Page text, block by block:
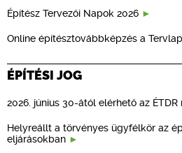
Építész Tervezői Napok 2026
Online építésztovábbképzés a
ÉPÍTÉSI JOG
2026. június 30-ától elérhető az
Helyreállt a törvényes ügyfélkör az
eljárásokban